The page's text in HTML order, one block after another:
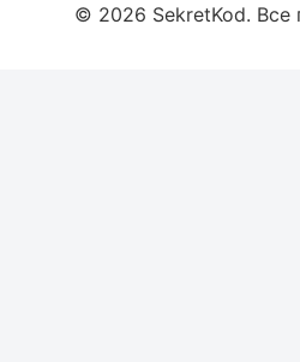
© 2026 SekretKod.